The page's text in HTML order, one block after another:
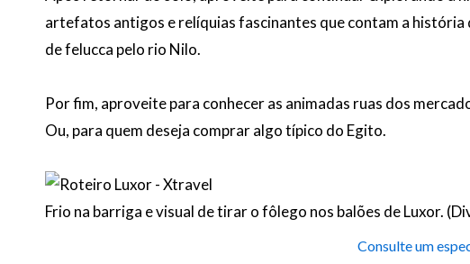
artefatos antigos e relíquias fascinantes que contam a
de felucca pelo rio Nilo.
Por fim, aproveite para conhecer as animadas ruas dos
Ou, para quem deseja comprar algo típico do Egito.
Frio na barriga e visual de tirar o fôlego nos balões de Luxor.
Consulte um